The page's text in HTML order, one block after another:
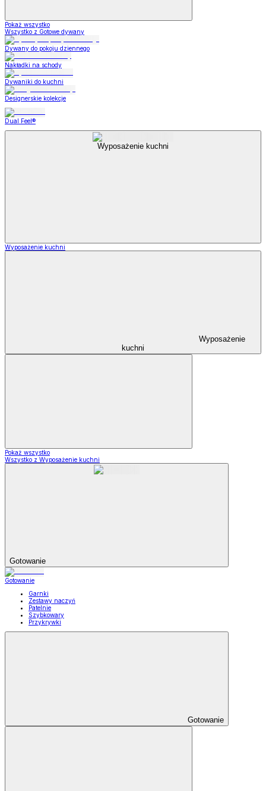
Pokaż wszystko
Wszystko z Gotowe dywany
Dywany do pokoju dziennego
Nakładki na schody
Dywaniki do kuchni
Designerskie kolekcje
Dual Feel®
Wyposażenie kuchni
Wyposażenie kuchni
Wyposażenie
kuchni
Pokaż wszystko
Wszystko z Wyposażenie kuchni
Gotowanie
Gotowanie
Garnki
Zestawy naczyń
Patelnie
Szybkowary
Przykrywki
Gotowanie